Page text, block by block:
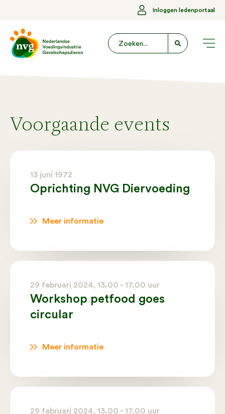
Inloggen ledenportaal
Voorgaande events
13 juni 1972
Oprichting NVG Diervoeding
Meer informatie
29 februari 2024, 13.00 - 17.00 uur
Workshop petfood goes
circular
Meer informatie
29 februari 2024, 13.00 - 17.00 uur